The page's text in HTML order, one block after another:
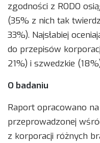
zgodności z RODO
(35% z nich tak
33%). Najsłabiej
do przepisów
21%) i szwedzkie
O badaniu
Raport opracowano
przeprowadzonej
z korporacji różnych